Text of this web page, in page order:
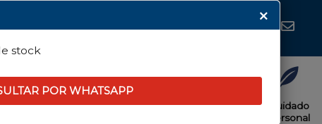
stock
POR WHATSAPP
Hogar
Seguridad
Iluminacion
Cuidado
Personal